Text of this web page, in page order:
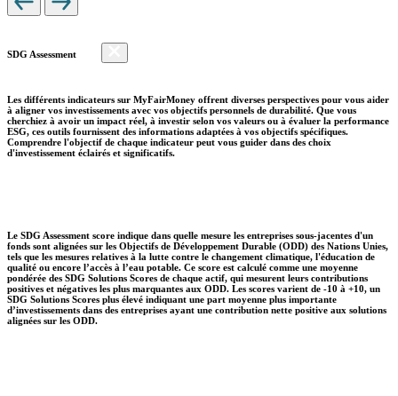
SDG Assessment
Les différents indicateurs sur MyFairMoney offrent diverses perspectives pour vous aider
à aligner vos investissements avec vos objectifs personnels de durabilité. Que vous
cherchiez à avoir un impact réel, à investir selon vos valeurs ou à évaluer la performance
ESG, ces outils fournissent des informations adaptées à vos objectifs spécifiques.
Comprendre l'objectif de chaque indicateur peut vous guider dans des choix
d'investissement éclairés et significatifs.
Le SDG Assessment score indique dans quelle mesure les entreprises sous-jacentes d'un
fonds sont alignées sur les Objectifs de Développement Durable (ODD) des Nations Unies,
tels que les mesures relatives à la lutte contre le changement climatique, l'éducation de
qualité ou encore l’accès à l’eau potable. Ce score est calculé comme une moyenne
pondérée des SDG Solutions Scores de chaque actif, qui mesurent leurs contributions
positives et négatives les plus marquantes aux ODD. Les scores varient de -10 à +10, un
SDG Solutions Scores plus élevé indiquant une part moyenne plus importante
d’investissements dans des entreprises ayant une contribution nette positive aux solutions
alignées sur les ODD.